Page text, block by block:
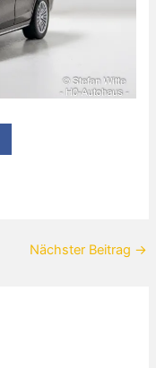
Nächster Beitrag →